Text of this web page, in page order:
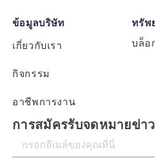
ข้อมูลบริษัท
เกี่ยวกับเรา
กิจกรรม
อาชีพการงาน
ทรัพ
บล็อ
การสมัครรับจดหมายข่าว